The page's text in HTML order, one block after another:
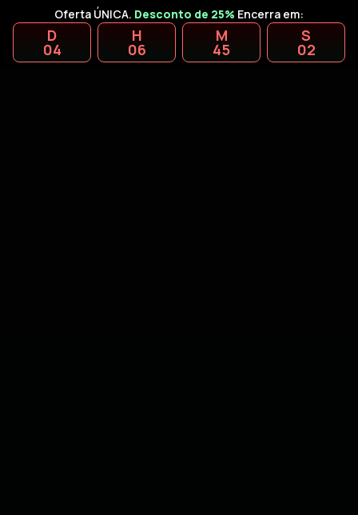
Oferta ÚNICA. Desconto de 25% Encerra em:
D
04
H
06
M
45
S
01